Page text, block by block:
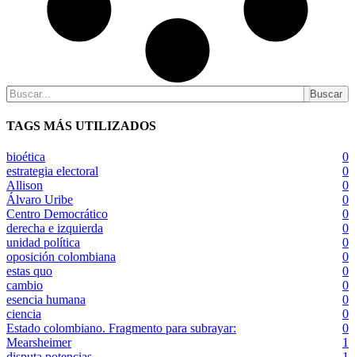
Buscar
TAGS MÁS UTILIZADOS
bioética
0
estrategia electoral
0
Allison
0
Álvaro Uribe
0
Centro Democrático
0
derecha e izquierda
0
unidad política
0
oposición colombiana
0
estas quo
0
cambio
0
esencia humana
0
ciencia
0
Estado colombiano. Fragmento para subrayar:
0
Mearsheimer
1